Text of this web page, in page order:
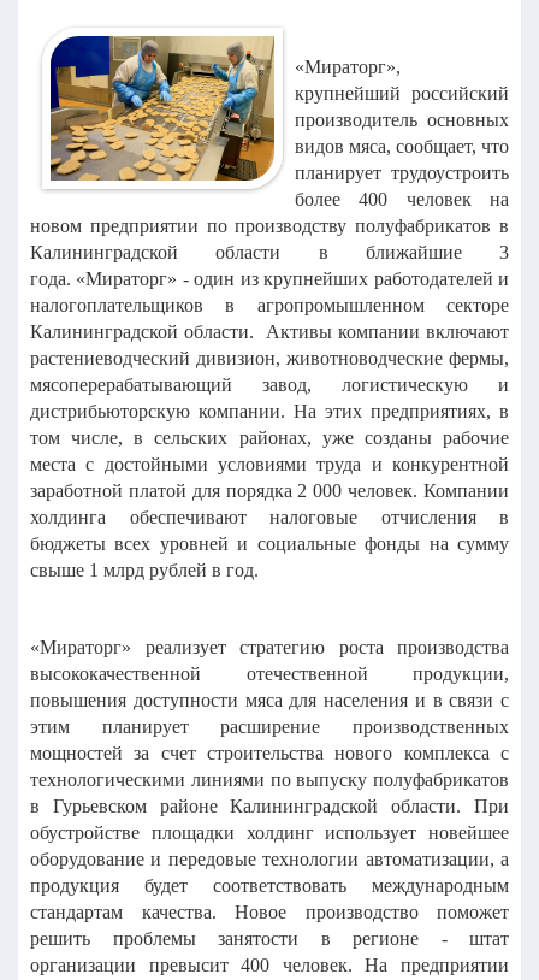
«Мираторг»,
крупнейший российский
производитель основных
видов мяса, сообщает, что
планирует трудоустроить
более 400 человек на
новом предприятии по производству полуфабрикатов в
Калининградской области в ближайшие 3
года. «Мираторг» - один из крупнейших работодателей и
налогоплательщиков в агропромышленном секторе
Калининградской области. Активы компании включают
растениеводческий дивизион, животноводческие фермы,
мясоперерабатывающий завод, логистическую и
дистрибьюторскую компании. На этих предприятиях, в
том числе, в сельских районах, уже созданы рабочие
места с достойными условиями труда и конкурентной
заработной платой для порядка 2 000 человек. Компании
холдинга обеспечивают налоговые отчисления в
бюджеты всех уровней и социальные фонды на сумму
свыше 1 млрд рублей в год.
«Мираторг» реализует стратегию роста производства
высококачественной отечественной продукции,
повышения доступности мяса для населения и в связи с
этим планирует расширение производственных
мощностей за счет строительства нового комплекса с
технологическими линиями по выпуску полуфабрикатов
в Гурьевском районе Калининградской области. При
обустройстве площадки холдинг использует новейшее
оборудование и передовые технологии автоматизации, а
продукция будет соответствовать международным
стандартам качества. Новое производство поможет
решить проблемы занятости в регионе - штат
организации превысит 400 человек. На предприятии